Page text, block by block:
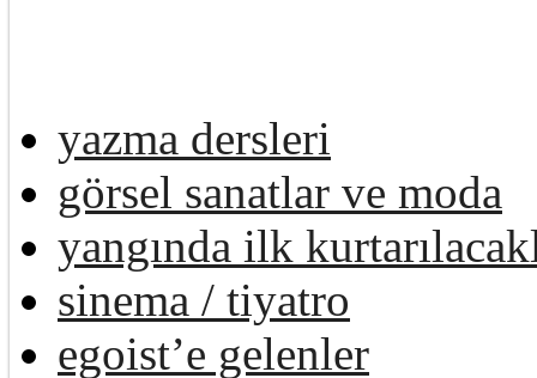
yazma dersleri
görsel sanatlar ve moda
yangında ilk
sinema / tiyatro
egoist’e gelenler